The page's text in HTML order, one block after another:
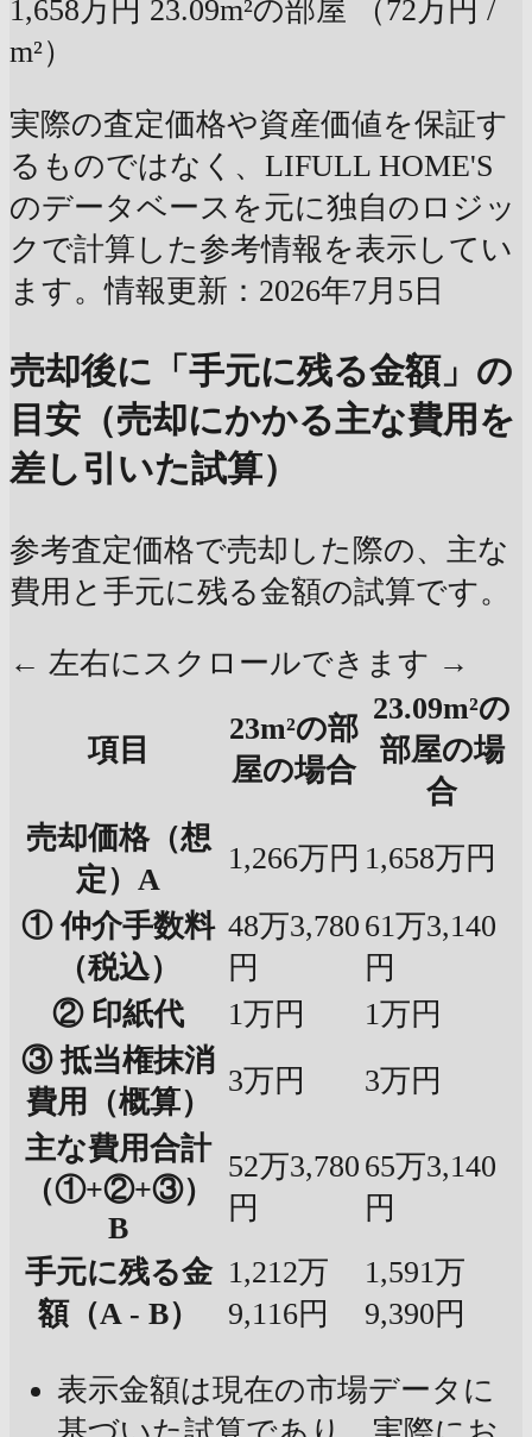
1,658万円 23.09m²の部屋
（72万円 /
m²）
実際の査定価格や資産価値を保証す
るものではなく、LIFULL HOME'S
のデータベースを元に独自のロジッ
クで計算した参考情報を表示してい
ます。情報更新：2026年7月5日
売却後に「手元に残る金額」の
目安（売却にかかる主な費用を
差し引いた試算）
参考査定価格で売却した際の、主な
費用と手元に残る金額の試算です。
← 左右にスクロールできます →
項目
23m²の部
屋の場合
23.09m²の
部屋の場
合
売却価格（想
定）A
1,266万円 1,658万円
① 仲介手数料
（税込）
48万3,780
円
61万3,140
円
② 印紙代
1万円
1万円
③ 抵当権抹消
費用（概算）
3万円
3万円
主な費用合計
（①+②+③）
B
52万3,780
円
65万3,140
円
手元に残る金
額（A - B）
1,212万
9,116円
1,591万
9,390円
表示金額は現在の市場データに